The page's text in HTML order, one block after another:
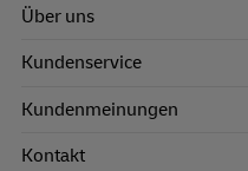
Über uns
Kundenservice
Kundenmeinungen
Kontakt